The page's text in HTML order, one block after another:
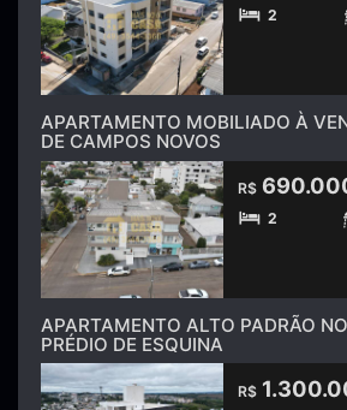
2
APARTAMENTO MOBILIADO À
DE CAMPOS NOVOS
R$
2
APARTAMENTO ALTO PADRÃO NO
PRÉDIO DE ESQUINA
R$